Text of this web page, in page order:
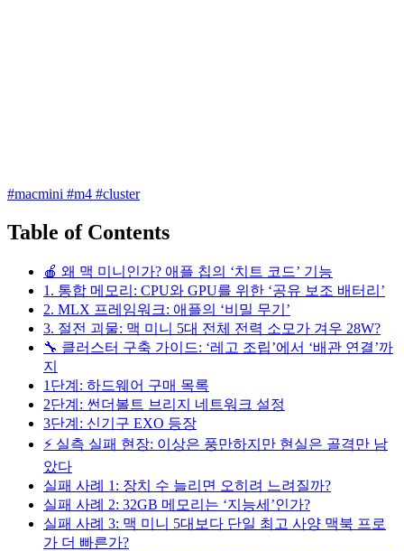
#macmini #m4 #cluster
Table of Contents
🍎 왜 맥 미니인가? 애플 칩의 ‘치트 코드’ 기능
1. 통합 메모리: CPU와 GPU를 위한 ‘공유 보조 배터리’
2. MLX 프레임워크: 애플의 ‘비밀 무기’
3. 절전 괴물: 맥 미니 5대 전체 전력 소모가 겨우 28W?
🔧 클러스터 구축 가이드: ‘레고 조립’에서 ‘배관 연결’까
지
1단계: 하드웨어 구매 목록
2단계: 썬더볼트 브리지 네트워크 설정
3단계: 신기구 EXO 등장
⚡ 실측 실패 현장: 이상은 풍만하지만 현실은 골격만 남
았다
실패 사례 1: 장치 수 늘리면 오히려 느려질까?
실패 사례 2: 32GB 메모리는 ‘지능세’인가?
실패 사례 3: 맥 미니 5대보다 단일 최고 사양 맥북 프로
가 더 빠른가?